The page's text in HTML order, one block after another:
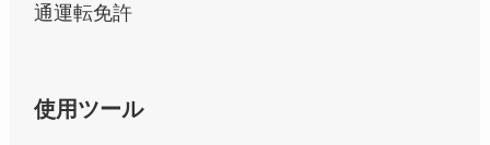
通運転免許
使用ツール